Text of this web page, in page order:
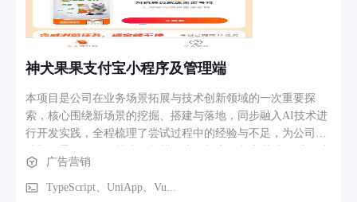
神犬果果支付宝小程序及管理端
本项目是公司在业务场景拓展与技术创新领域的一次重要探
索，核心围绕新场景的挖掘、搭建与落地，同步融入AI技术进
行开发实践，全程梳理了尝试过程中的经验与不足，为公司后
付宝小程序主打做任务返现金，还接入了海量支付宝官方广告
资源。用户只需观看广告、完成浏览、小任务等简单操作，就
广告营销
TypeScript、UniApp、Vu...